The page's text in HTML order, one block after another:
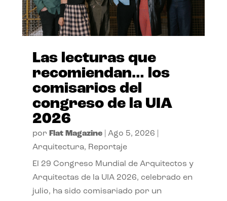
Las lecturas que
recomiendan… los
comisarios del
congreso de la UIA
2026
por Flat Magazine| Ago 5, 2026
Arquitectura, Reportaje
El 29 Congreso Mundial de Arquitectos y
Arquitectas de la UIA 2026, celebrado en
julio, ha sido comisariado por un